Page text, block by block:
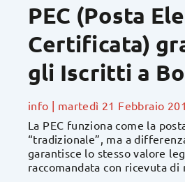
PEC (Posta
Certificata)
gli Iscritti a
info | martedì 21 Febbraio
La PEC funziona come la
“tradizionale”, ma a
garantisce lo stesso valore
raccomandata con ricevuta di